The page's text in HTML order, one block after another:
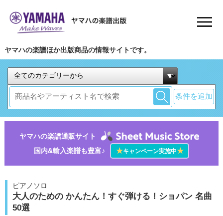
ヤマハの楽譜ほか出版商品の情報サイトです。
条件を追加
ヤマハの楽譜通販サイト
国内&輸入楽譜も豊富♪
★キャンペーン実施中★
ピアノソロ
大人のための かんたん！すぐ弾ける！ショパン 名曲
50選